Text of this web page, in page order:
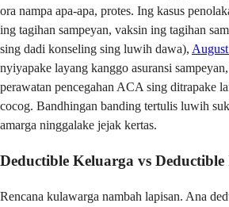
ora nampa apa-apa, protes. Ing kasus
ing tagihan sampeyan, vaksin ing tagihan
sing dadi konseling sing luwih dawa),
nyiyapake layang kanggo asuransi
perawatan pencegahan ACA sing ditrapake
cocog. Bandhingan banding tertulis luwih
amarga ninggalake jejak kertas.
Deductible Keluarga vs
Rencana kulawarga nambah lapisan. Ana